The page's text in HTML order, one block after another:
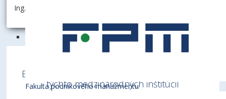
Fakulta podnikového manažmentu
Ing. Júlia Kromková, FMV EU v Bratislave.
Ekonomická univerzita v Bratislave je členom
týchto medzinárodných inštitúcií